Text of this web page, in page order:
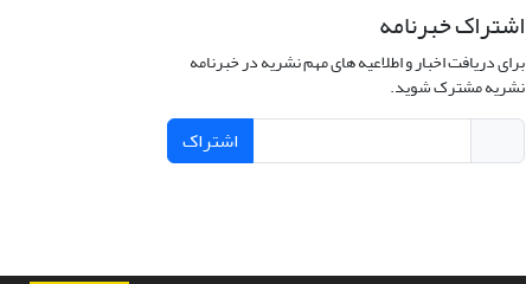
اشتراک خبرنامه
برای دریافت اخبار و اطلاعیه های مهم نشریه در خبرنامه
نشریه مشترک شوید.
اشتراک